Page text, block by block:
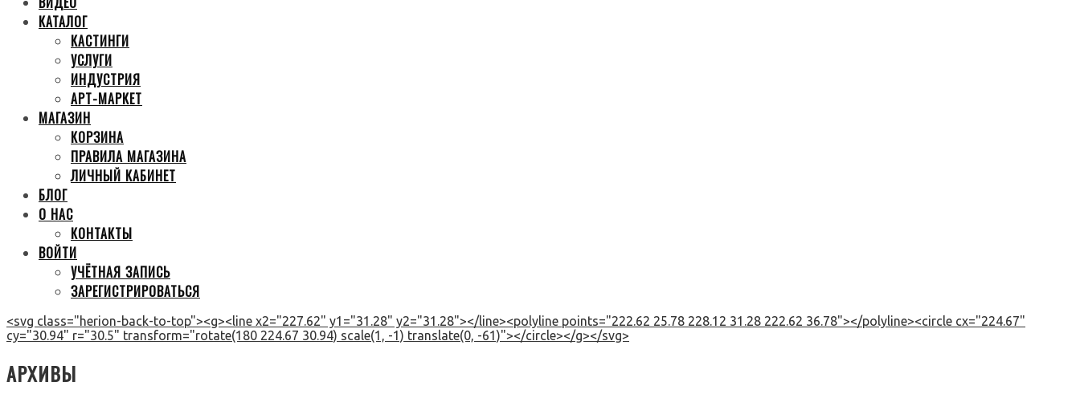
КАТАЛОГ
КАСТИНГИ
УСЛУГИ
ИНДУСТРИЯ
АРТ-МАРКЕТ
МАГАЗИН
КОРЗИНА
ПРАВИЛА МАГАЗИНА
ЛИЧНЫЙ КАБИНЕТ
БЛОГ
О НАС
КОНТАКТЫ
ВОЙТИ
УЧЁТНАЯ ЗАПИСЬ
ЗАРЕГИСТРИРОВАТЬСЯ
<svg class="herion-back-to-top"><g><line x2="227.62" y1="31.28" y2="31.28"></line><polyline points="222.62 25.78 228.12 31.28 222.62 36.78"></polyline><circle cx="224.67"
cy="30.94" r="30.5" transform="rotate(180 224.67 30.94) scale(1, -1) translate(0, -61)"></circle></g></svg>
АРХИВЫ